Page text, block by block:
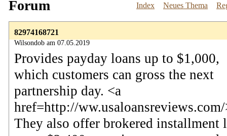
Forum Index Neues Thema
82974168721
Wilsondob am 07.05.2019
Provides payday loans up to $1,000,
which customers can gross the next
partnership day. <a
href=http://
They also offer brokered installment